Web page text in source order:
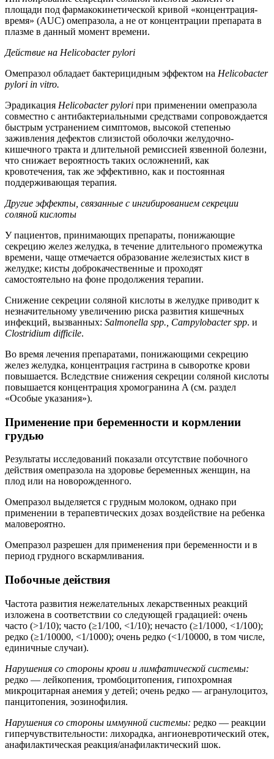
площади под фармакокинетической кривой «концентрация-
время» (AUC) омепразола, а не от концентрации препарата в
плазме в данный момент времени.
Действие на Helicobacter pylori
Омепразол обладает бактерицидным эффектом на Helicobacter
pylori in vitro.
Эрадикация Helicobacter pylori при применении омепразола
совместно с антибактериальными средствами сопровождается
быстрым устранением симптомов, высокой степенью
заживления дефектов слизистой оболочки желудочно-
кишечного тракта и длительной ремиссией язвенной болезни,
что снижает вероятность таких осложнений, как
кровотечения, так же эффективно, как и постоянная
поддерживающая терапия.
Другие эффекты, связанные с ингибированием секреции
соляной кислоты
У пациентов, принимающих препараты, понижающие
секрецию желез желудка, в течение длительного промежутка
времени, чаще отмечается образование железистых кист в
желудке; кисты доброкачественные и проходят
самостоятельно на фоне продолжения терапии.
Снижение секреции соляной кислоты в желудке приводит к
незначительному увеличению риска развития кишечных
инфекций, вызванных: Salmonella spp., Campylobacter spp. и
Clostridium difficile.
Во время лечения препаратами, понижающими секрецию
желез желудка, концентрация гастрина в сыворотке крови
повышается. Вследствие снижения секреции соляной кислоты
повышается концентрация хромогранина A (см. раздел
«Особые указания»).
Применение при беременности и кормлении
грудью
Результаты исследований показали отсутствие побочного
действия омепразола на здоровье беременных женщин, на
плод или на новорожденного.
Омепразол выделяется с грудным молоком, однако при
применении в терапевтических дозах воздействие на ребенка
маловероятно.
Омепразол разрешен для применения при беременности и в
период грудного вскармливания.
Побочные действия
Частота развития нежелательных лекарственных реакций
изложена в соответствии со следующей градацией: очень
часто (>1/10); часто (≥1/100, <1/10); нечасто (≥1/1000, <1/100);
редко (≥1/10000, <1/1000); очень редко (<1/10000, в том числе,
единичные случаи).
Нарушения со стороны крови и лимфатической системы:
редко — лейкопения, тромбоцитопения, гипохромная
микроцитарная анемия у детей; очень редко — агранулоцитоз,
панцитопения, эозинофилия.
Нарушения со стороны иммунной системы: редко — реакции
гиперчувствительности: лихорадка, ангионевротический отек,
анафилактическая реакция/анафилактический шок.